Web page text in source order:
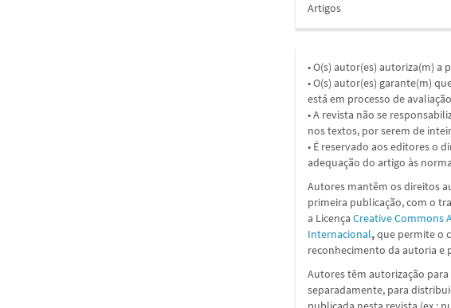
Artigos
• O(s) autor(es) autoriza(m)
• O(s) autor(es) garante(m)
está em processo de
• A revista não se
nos textos, por serem de
• É reservado aos editores o
adequação do artigo às
Autores mantêm os direitos
primeira publicação, com o
a LicençaCreative Commons
Internacional,que permite o
reconhecimento da autoria e
Autores têm autorização
separadamente, para